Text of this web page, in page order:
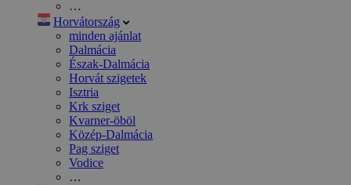
…
Horvátország
minden ajánlat
Dalmácia
Észak-Dalmácia
Horvát szigetek
Isztria
Krk sziget
Kvarner-öböl
Közép-Dalmácia
Pag sziget
Vodice
…